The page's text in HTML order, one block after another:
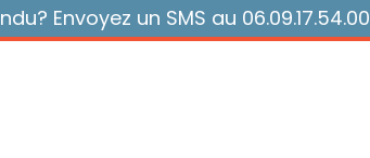
Envoyez un SMS au 06.09.17.54.00